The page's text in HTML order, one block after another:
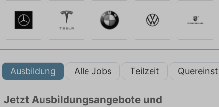
Ausbildung Alle Jobs Teilzeit
Jetzt Ausbildungsangebote und